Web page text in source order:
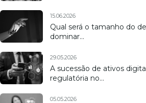
15.06.2026
Qual será o tamanho do
dominar…
29.05.2026
A sucessão de ativos
regulatória no…
05.05.2026